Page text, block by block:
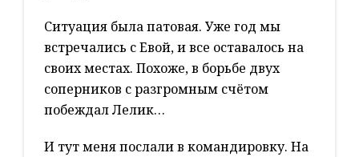
Ситуация была патовая. Уже год мы
встречались с Евой, и все оставалось на
своих местах. Похоже, в борьбе двух
соперников с разгромным счётом
побеждал Лелик…
И тут меня послали в командировку. На